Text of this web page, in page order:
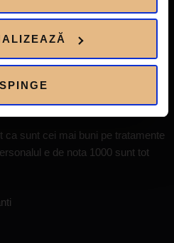
ca sunt cei mai buni pe tratamente
e de nota 1000 sunt tot